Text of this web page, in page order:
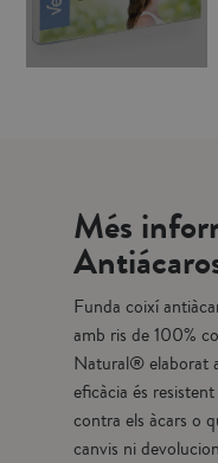
Més
Funda coixí
amb ris de 100%
Natural® elaborat
eficàcia és
contra els àcars o
canvis ni